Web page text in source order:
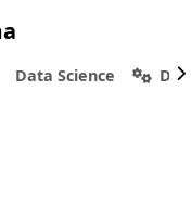
Data Science